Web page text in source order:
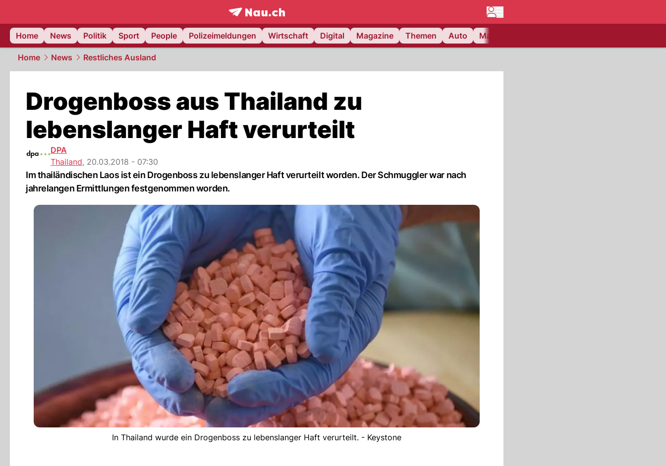
frontpage.NAU.ch
Home
News Politik Sport People Polizeimeldungen Wirtschaft Digital Magazine Themen Auto Matchcenter
Home News Restliches Ausland
Drogenboss aus Thailand zu
lebenslanger Haft verurteilt
DPA
Thailand, 20.03.2018 - 07:30
Im thailändischen Laos ist ein Drogenboss zu lebenslanger Haft verurteilt worden. Der Schmuggler war nach
jahrelangen Ermittlungen festgenommen worden.
In Thailand wurde ein Drogenboss zu lebenslanger Haft verurteilt. - Keystone